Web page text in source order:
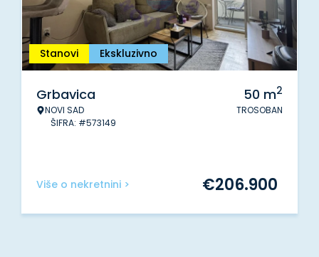
Stanovi Ekskluzivno
Grbavica
NOVI SAD
ŠIFRA: #573149
50 m2
TROSOBAN
Više o nekretnini > €206.900